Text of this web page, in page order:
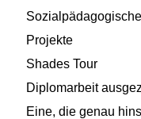
Projekte
Shades Tour
Diplomarbeit
Eine, die genau